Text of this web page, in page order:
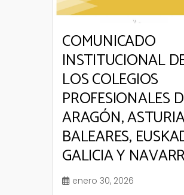
COMUNICADO
INSTITUCIONAL
LOS COLEGIOS
PROFESIONALES
ARAGÓN,
BALEARES,
GALICIA Y
enero 30, 2026